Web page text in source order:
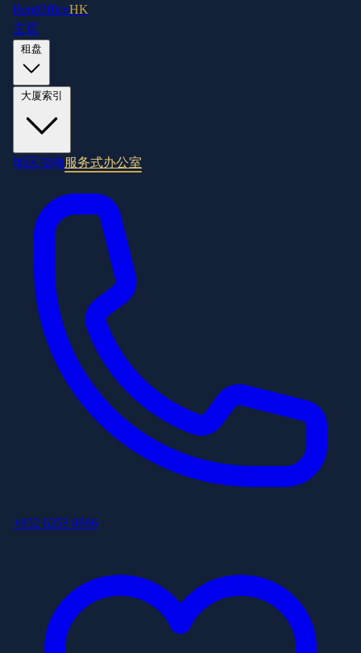
RentOfficeHK
主页
地区指南服务式办公室
+852 6253 8886